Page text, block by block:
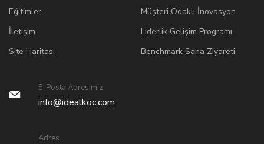
Eğitimler
İletişim
Site Haritası
Müşteri Odaklı İnovasyon
Liderlik Gelişim Programı
Benchmark Saha Ziyareti
E-Posta Adresimiz
info@idealkoc.com
Adres